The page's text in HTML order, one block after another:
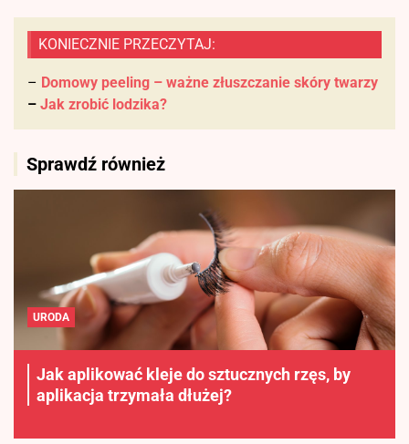
KONIECZNIE PRZECZYTAJ:
– Domowy peeling – ważne złuszczanie skóry twarzy
– Jak zrobić lodzika?
Sprawdź również
URODA
Jak aplikować kleje do sztucznych rzęs, by
aplikacja trzymała dłużej?